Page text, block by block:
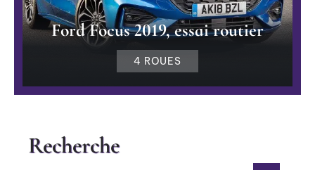
Ford Focus 2019, essai routier
4 ROUES
Recherche